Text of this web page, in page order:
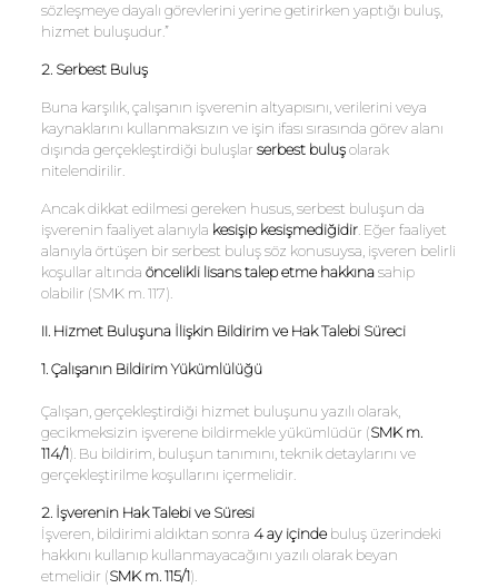
sözleşmeye dayalı görevlerini yerine getirirken yaptığı buluş,
hizmet buluşudur.”
2. Serbest Buluş
Buna karşılık, çalışanın işverenin altyapısını, verilerini veya
kaynaklarını kullanmaksızın ve işin ifası sırasında görev alanı
dışında gerçekleştirdiği buluşlar serbest buluşolarak
nitelendirilir.
Ancak dikkat edilmesi gereken husus, serbest buluşun da
işverenin faaliyet alanıyla kesişip kesişmediğidir. Eğer faaliyet
alanıyla örtüşen bir serbest buluş söz konusuysa, işveren belirli
koşullar altında öncelikli lisans talep etme hakkınasahip
olabilir (SMK m. 117).
II. Hizmet Buluşuna İlişkin Bildirim ve Hak Talebi Süreci
1. Çalışanın Bildirim Yükümlülüğü
Çalışan, gerçekleştirdiği hizmet buluşunu yazılı olarak,
gecikmeksizin işverene bildirmekle yükümlüdür (SMK m.
114/1). Bu bildirim, buluşun tanımını, teknik detaylarını ve
gerçekleştirilme koşullarını içermelidir.
2. İşverenin Hak Talebi ve Süresi
İşveren, bildirimi aldıktan sonra 4 ay içindebuluş üzerindeki
hakkını kullanıp kullanmayacağını yazılı olarak beyan
etmelidir (SMK m. 115/1).